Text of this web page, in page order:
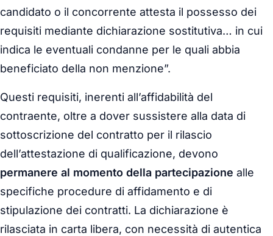
candidato o il concorrente attesta il possesso dei
requisiti mediante dichiarazione sostitutiva… in cui
indica le eventuali condanne per le quali abbia
beneficiato della non menzione”.
Questi requisiti, inerenti all’affidabilità del
contraente, oltre a dover sussistere alla data di
sottoscrizione del contratto per il rilascio
dell’attestazione di qualificazione, devono
permanere al momento della partecipazione alle
specifiche procedure di affidamento e di
stipulazione dei contratti. La dichiarazione è
rilasciata in carta libera, con necessità di autentica